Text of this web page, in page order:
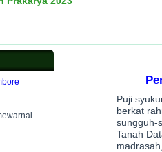
Puji
berkat
sungguh-
Tanah